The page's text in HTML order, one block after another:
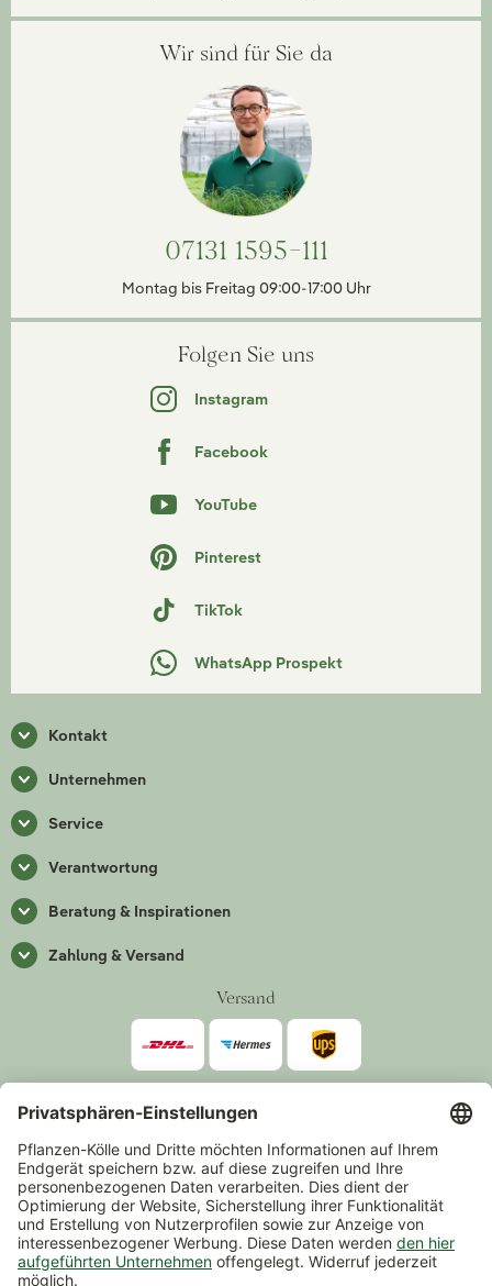
Wir sind für Sie da
07131 1595-111
Montag bis Freitag 09:00-17:00 Uhr
Folgen Sie uns
Instagram
Facebook
YouTube
Pinterest
TikTok
WhatsApp Prospekt
Kontakt
Unternehmen
Service
Verantwortung
Beratung & Inspirationen
Zahlung & Versand
Versand
Zahlarten
*Alle Preise inkl. gesetzlicher Mehrwertsteuer zzgl.Versand
Mindestbestellwert 14,90 €, ausgenommen sind Gutscheine und
Events.